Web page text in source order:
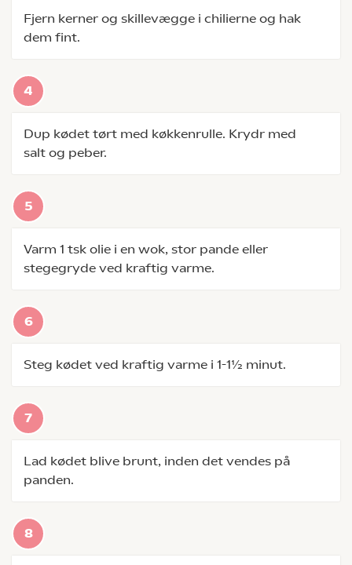
Fjern kerner og skillevægge i chilierne og hak
dem fint.
Dup kødet tørt med køkkenrulle. Krydr med
salt og peber.
Varm 1 tsk olie i en wok, stor pande eller
stegegryde ved kraftig varme.
Steg kødet ved kraftig varme i 1-1½ minut.
Lad kødet blive brunt, inden det vendes på
panden.